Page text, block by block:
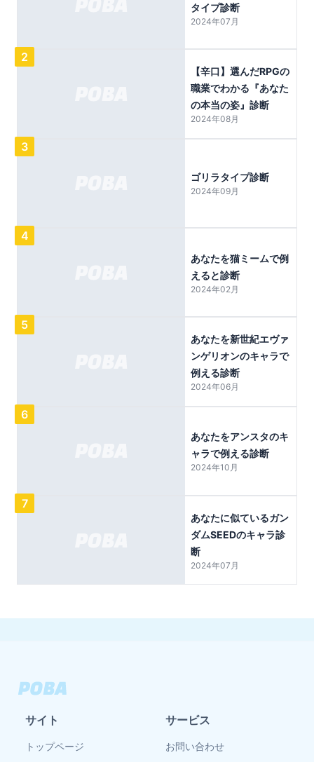
タイプ診断
2024年07月
2
【辛口】選んだRPGの
職業でわかる『あなた
の本当の姿』診断
2024年08月
3
ゴリラタイプ診断
2024年09月
4
あなたを猫ミームで例
えると診断
2024年02月
5
あなたを新世紀エヴァ
ンゲリオンのキャラで
例える診断
2024年06月
6
あなたをアンスタのキ
ャラで例える診断
2024年10月
7
あなたに似ているガン
ダムSEEDのキャラ診
断
2024年07月
サイト
トップページ
サービス
お問い合わせ